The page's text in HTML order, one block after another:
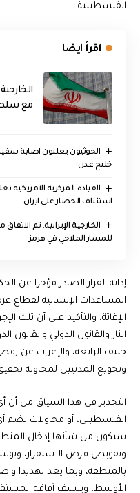
الفلسطينية.
اقرأ ايضا
مع
الحوثيون يعلنون اصابة
خليج عدن
استئناف الحصار على ايران
‏الخارجية الإيرانية: تم
للمسار الملاحي في هرمز
إدانة القرار الصادر مؤخرا عن
المساعدات الإنسانية لقطاع
الإغاثة، والتأكيد على أن تلك
النار والقانون الدولي والقانون
جنيف الرابعة، والإعراب عن
وتجويع المدنيين لمحاولة
التحذير في هذا السياق من أن
الفلسطيني، أو محاولات لضم
سيكون من شأنها إدخال
وتقويض فرص الاستقرار،
بالمنطقة، وبما يعد تهديدا
الأوسط، وينسف آفاقه